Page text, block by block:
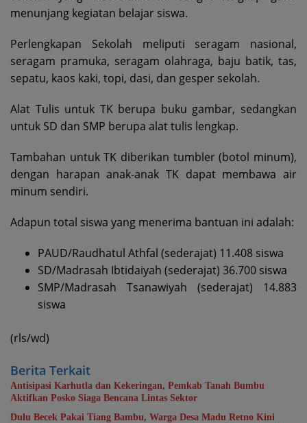
menunjang kegiatan belajar siswa.
Perlengkapan Sekolah meliputi seragam nasional,
seragam pramuka, seragam olahraga, baju batik, tas,
sepatu, kaos kaki, topi, dasi, dan gesper sekolah.
Alat Tulis untuk TK berupa buku gambar, sedangkan
untuk SD dan SMP berupa alat tulis lengkap.
Tambahan untuk TK diberikan tumbler (botol minum),
dengan harapan anak-anak TK dapat membawa air
minum sendiri.
Adapun total siswa yang menerima bantuan ini adalah:
PAUD/Raudhatul Athfal (sederajat) 11.408 siswa
SD/Madrasah Ibtidaiyah (sederajat) 36.700 siswa
SMP/Madrasah Tsanawiyah (sederajat) 14.883
siswa
(rls/wd)
Berita Terkait
Antisipasi Karhutla dan Kekeringan, Pemkab Tanah Bumbu
Aktifkan Posko Siaga Bencana Lintas Sektor
Dulu Becek Pakai Tiang Bambu, Warga Desa Madu Retno Kini